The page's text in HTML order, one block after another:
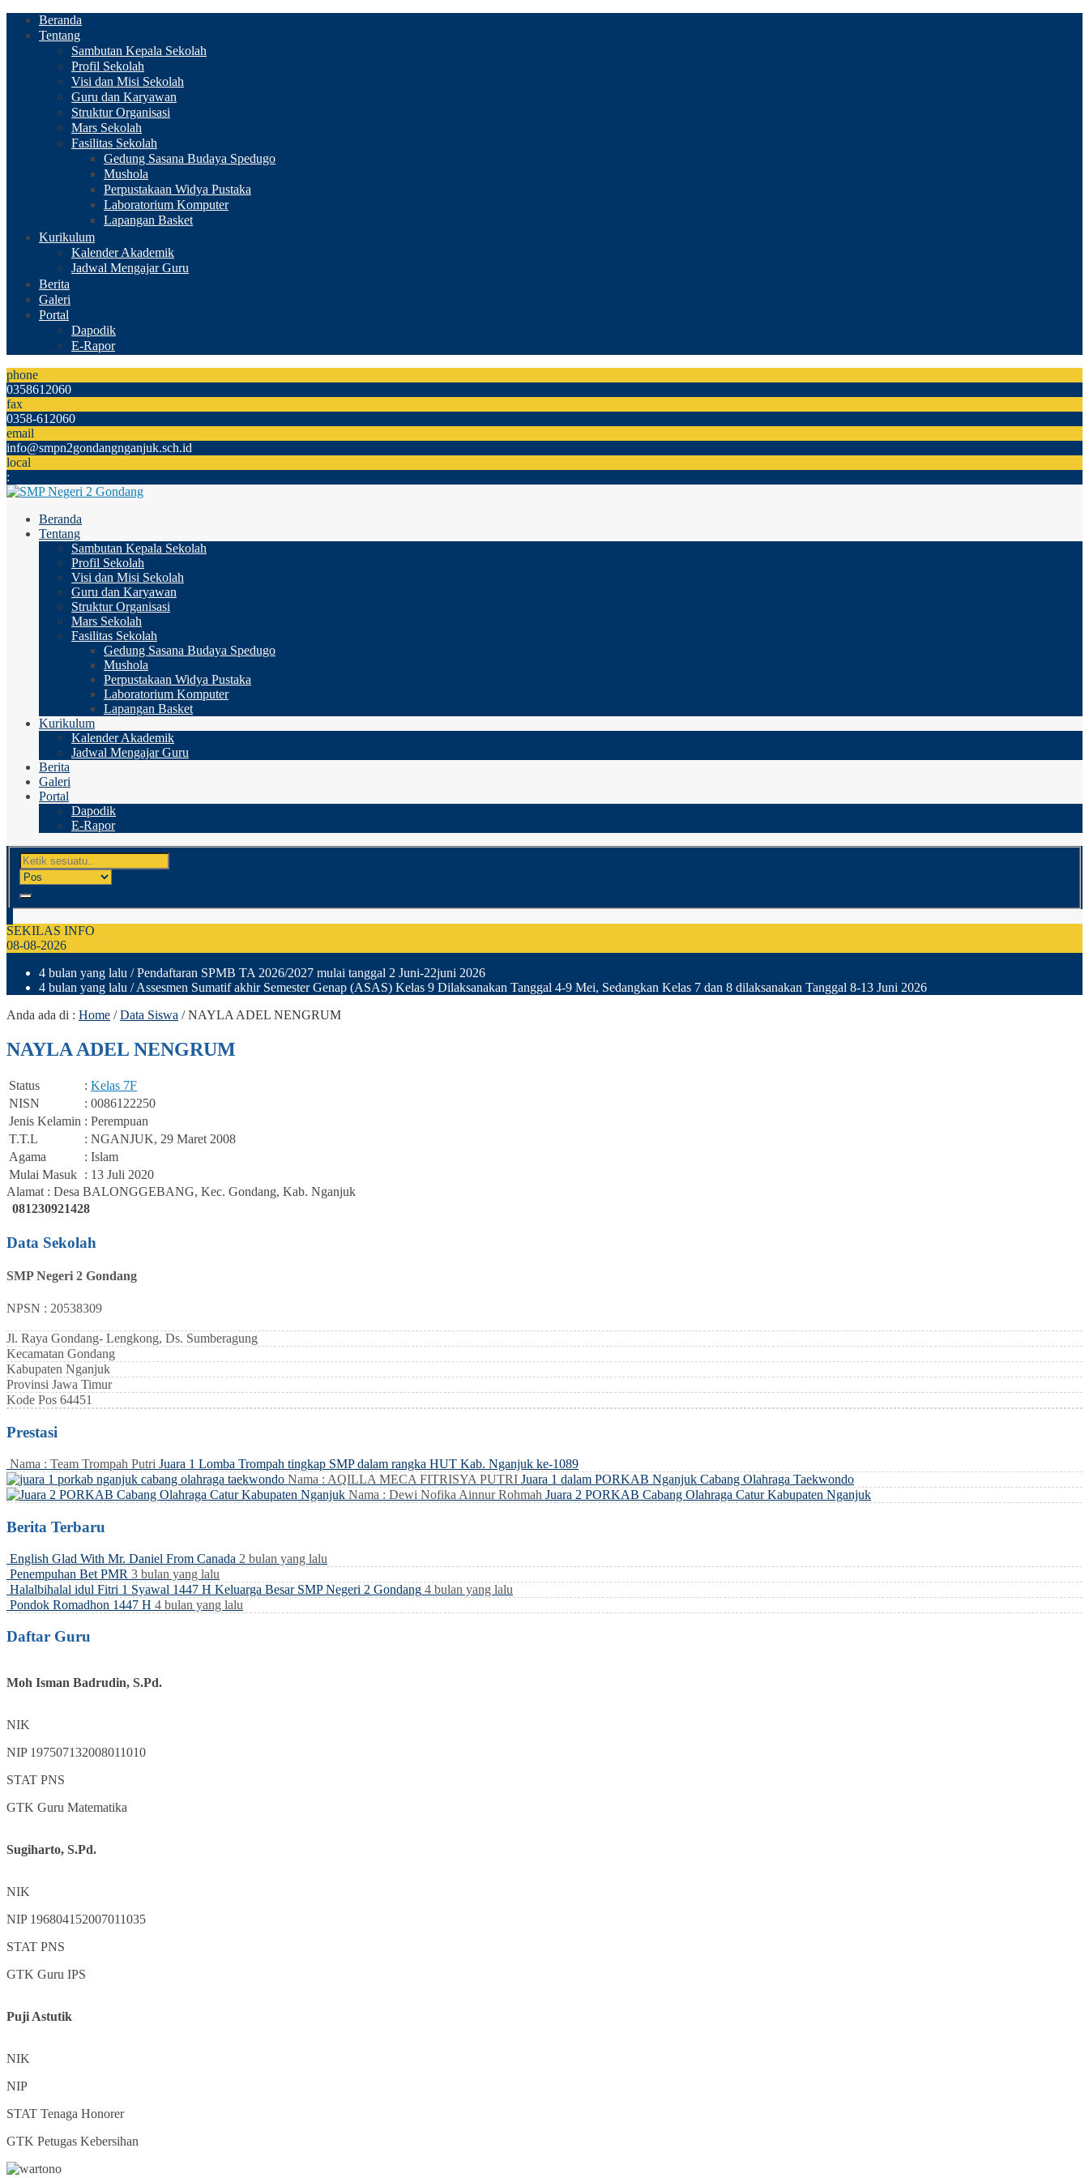
Beranda
Tentang
Sambutan Kepala Sekolah
Profil Sekolah
Visi dan Misi Sekolah
Guru dan Karyawan
Struktur Organisasi
Mars Sekolah
Fasilitas Sekolah
Gedung Sasana Budaya Spedugo
Mushola
Perpustakaan Widya Pustaka
Laboratorium Komputer
Lapangan Basket
Kurikulum
Kalender Akademik
Jadwal Mengajar Guru
Berita
Galeri
Portal
Dapodik
E-Rapor
phone
0358612060
fax
0358-612060
email
info@smpn2gondangnganjuk.sch.id
local
:
Beranda
Tentang
Sambutan Kepala Sekolah
Profil Sekolah
Visi dan Misi Sekolah
Guru dan Karyawan
Struktur Organisasi
Mars Sekolah
Fasilitas Sekolah
Gedung Sasana Budaya Spedugo
Mushola
Perpustakaan Widya Pustaka
Laboratorium Komputer
Lapangan Basket
Kurikulum
Kalender Akademik
Jadwal Mengajar Guru
Berita
Galeri
Portal
Dapodik
E-Rapor
SEKILAS INFO
08-08-2026
4 bulan yang lalu / Pendaftaran SPMB TA 2026/2027 mulai tanggal 2 Juni-22juni 2026
4 bulan yang lalu / Assesmen Sumatif akhir Semester Genap (ASAS) Kelas 9 Dilaksanakan Tanggal 4-9 Mei, Sedangkan Kelas 7 dan 8 dilaksanakan Tanggal 8-13 Juni 2026
Anda ada di : Home /Data Siswa /NAYLA ADEL NENGRUM
NAYLA ADEL NENGRUM
Status : Kelas 7F
NISN
: 0086122250
Jenis Kelamin : Perempuan
T.T.L
: NGANJUK, 29 Maret 2008
Agama
: Islam
Mulai Masuk : 13 Juli 2020
Alamat : Desa BALONGGEBANG, Kec. Gondang, Kab. Nganjuk
081230921428
Data Sekolah
SMP Negeri 2 Gondang
NPSN : 20538309
Jl. Raya Gondang- Lengkong, Ds. Sumberagung
Kecamatan Gondang
Kabupaten Nganjuk
Provinsi Jawa Timur
Kode Pos 64451
Prestasi
Nama : Team Trompah Putri Juara 1 Lomba Trompah tingkap SMP dalam rangka HUT Kab. Nganjuk ke-1089
Nama : AQILLA MECA FITRISYA PUTRI Juara 1 dalam PORKAB Nganjuk Cabang Olahraga Taekwondo
Nama : Dewi Nofika Ainnur Rohmah Juara 2 PORKAB Cabang Olahraga Catur Kabupaten Nganjuk
Berita Terbaru
English Glad With Mr. Daniel From Canada 2 bulan yang lalu
Penempuhan Bet PMR 3 bulan yang lalu
Halalbihalal idul Fitri 1 Syawal 1447 H Keluarga Besar SMP Negeri 2 Gondang 4 bulan yang lalu
Pondok Romadhon 1447 H 4 bulan yang lalu
Daftar Guru
Moh Isman Badrudin, S.Pd.
NIK
NIP 197507132008011010
STAT PNS
GTK Guru Matematika
Sugiharto, S.Pd.
NIK
NIP 196804152007011035
STAT PNS
GTK Guru IPS
Puji Astutik
NIK
NIP
STAT Tenaga Honorer
GTK Petugas Kebersihan